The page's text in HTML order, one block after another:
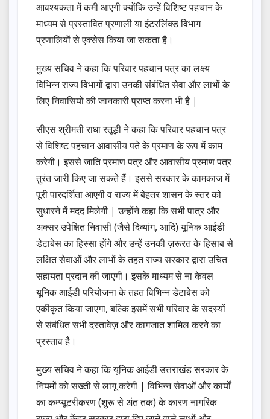
आवश्यकता में कमी आएगी क्योंकि उन्हें विशिष्ट पहचान के
माध्यम से प्रस्तावित प्रणाली या इंटरलिंक्ड विभाग
प्रणालियों से एक्सेस किया जा सकता है।
मुख्य सचिव ने कहा कि परिवार पहचान पत्र का लक्ष्य
विभिन्न राज्य विभागों द्वारा उनकी संबंधित सेवा और लाभों के
लिए निवासियों की जानकारी प्राप्त करना भी है |
सीएस श्रीमती राधा रतूड़ी ने कहा कि परिवार पहचान पत्र
से विशिष्ट पहचान आवासीय पते के प्रमाण के रूप में काम
करेगी। इससे जाति प्रमाण पत्र और आवासीय प्रमाण पत्र
तुरंत जारी किए जा सकते हैं। इससे सरकार के कामकाज में
पूरी पारदर्शिता आएगी व राज्य में बेहतर शासन के स्तर को
सुधारने में मदद मिलेगी | उन्होंने कहा कि सभी पात्र और
अक्सर उपेक्षित निवासी (जैसे दिव्यांग, आदि) यूनिक आईडी
डेटाबेस का हिस्सा होंगे और उन्हें उनकी ज़रूरत के हिसाब से
लक्षित सेवाओं और लाभों के तहत राज्य सरकार द्वारा उचित
सहायता प्रदान की जाएगी। इसके माध्यम से ना केवल
यूनिक आईडी परियोजना के तहत विभिन्न डेटाबेस को
एकीकृत किया जाएगा, बल्कि इसमें सभी परिवार के सदस्यों
से संबंधित सभी दस्तावेज़ और कागजात शामिल करने का
प्रस्ताव है।
मुख्य सचिव ने कहा कि यूनिक आईडी उत्तराखंड सरकार के
नियमों को सख्ती से लागू करेगी | विभिन्न सेवाओं और कार्यों
का कम्प्यूटरीकरण (शुरू से अंत तक) के कारण नागरिक